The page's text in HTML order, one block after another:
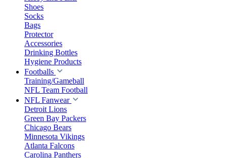
Shoes
Socks
Bags
Protector
Accessories
Drinking Bottles
Hygiene Products
Footballs
Training/Gameball
NFL Team Football
NFL Fanwear
Detroit Lions
Green Bay Packers
Chicago Bears
Minnesota Vikings
Atlanta Falcons
Carolina Panthers